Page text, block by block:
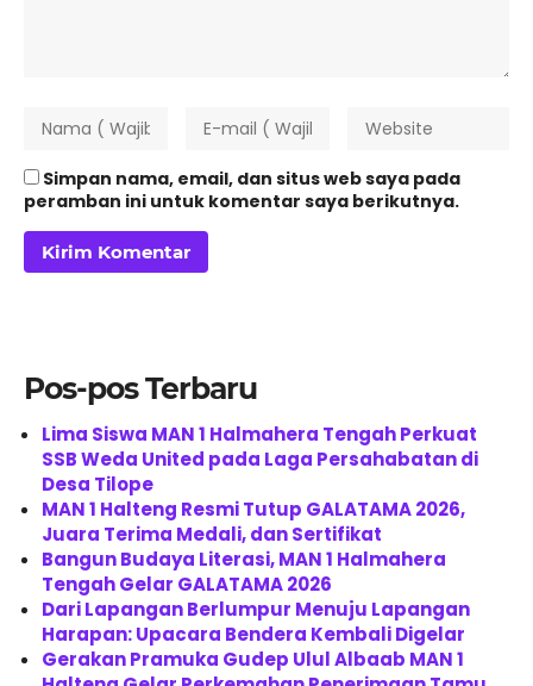
Simpan nama, email, dan situs web saya pada
peramban ini untuk komentar saya berikutnya.
Pos-pos Terbaru
Lima Siswa MAN 1 Halmahera Tengah Perkuat
SSB Weda United pada Laga Persahabatan di
Desa Tilope
MAN 1 Halteng Resmi Tutup GALATAMA 2026,
Juara Terima Medali, dan Sertifikat
Bangun Budaya Literasi, MAN 1 Halmahera
Tengah Gelar GALATAMA 2026
Dari Lapangan Berlumpur Menuju Lapangan
Harapan: Upacara Bendera Kembali Digelar
Gerakan Pramuka Gudep Ulul Albaab MAN 1